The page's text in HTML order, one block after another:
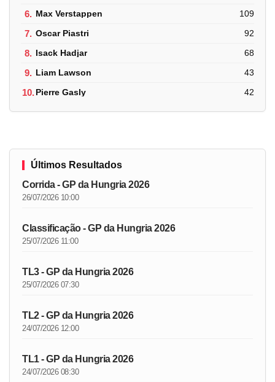
6. Max Verstappen 109
7. Oscar Piastri 92
8. Isack Hadjar 68
9. Liam Lawson 43
10.Pierre Gasly 42
Últimos Resultados
Corrida - GP da Hungria 2026
26/07/2026 10:00
Classificação - GP da Hungria 2026
25/07/2026 11:00
TL3 - GP da Hungria 2026
25/07/2026 07:30
TL2 - GP da Hungria 2026
24/07/2026 12:00
TL1 - GP da Hungria 2026
24/07/2026 08:30